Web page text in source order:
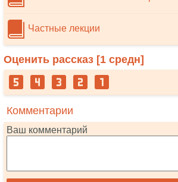
Частные лекции
Оценить рассказ [1 средн]
Комментарии
Ваш комментарий